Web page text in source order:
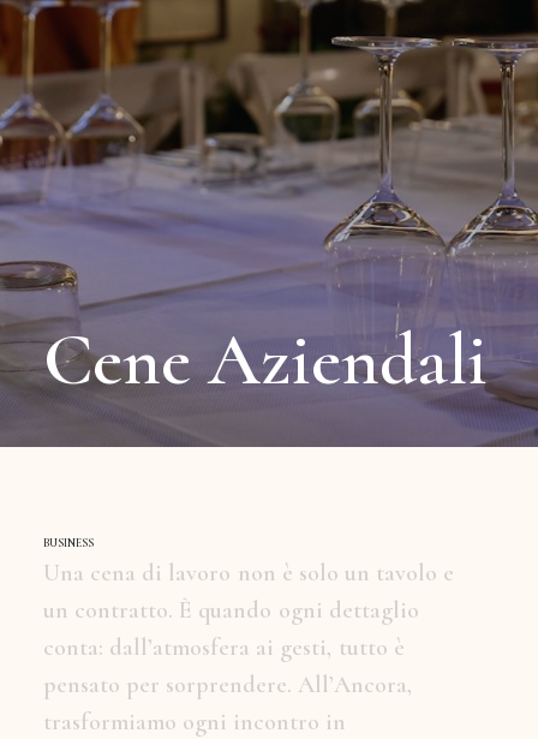
CeneAziendali
BUSINESS
Una cena di lavoro non è solo un tavolo e
un contratto. È quando ogni dettaglio
conta: dall’atmosfera ai gesti, tutto è
pensato per sorprendere. All’Ancora,
trasformiamo ogni incontro in